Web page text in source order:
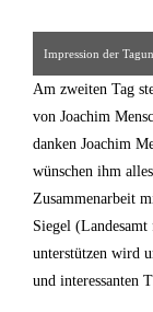
Impression der
Am zweiten Tag
von Joachim
danken Joachim
wünschen ihm
Zusammenarbeit
Siegel
unterstützen wird
und interessanten